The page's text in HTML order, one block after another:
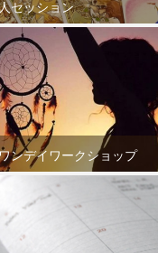
セッション
ワンデイワークショップ